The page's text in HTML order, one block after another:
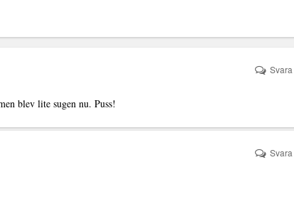
blev lite sugen nu. Puss!
Svara
Svara